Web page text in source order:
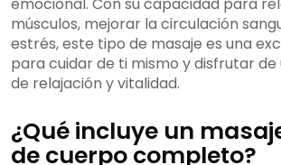
emocional. Con su capacidad para
músculos, mejorar la circulación
estrés, este tipo de masaje es una
para cuidar de ti mismo y disfrutar de
de relajación y vitalidad.
¿Qué incluye un
de cuerpo completo?